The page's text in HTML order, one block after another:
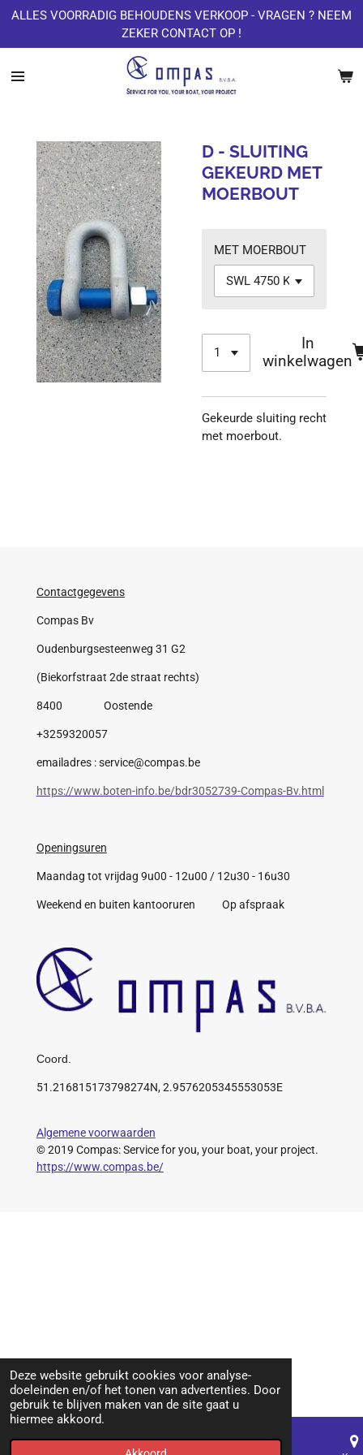
Deze website gebruikt cookies voor analyse-
doeleinden en/of het tonen van advertenties. Door
gebruik te blijven maken van de site gaat u
hiermee akkoord.
Ga
naar
de
ALLES VOORRADIG BEHOUDENS VERKOOP - VRAGEN ? NEEM
ZEKER CONTACT OP !
D - SLUITING
GEKEURD MET
MOERBOUT
MET MOERBOUT
In
winkelwagen
Gekeurde sluiting recht
met moerbout.
Contactgegevens
Compas Bv
Oudenburgsesteenweg 31 G2
(Biekorfstraat 2de straat rechts)
8400 Oostende
+3259320057
emailadres : service@compas.be
https://www.boten-info.be/bdr3052739-Compas-Bv.html
Openingsuren
Maandag tot vrijdag 9u00 - 12u00 / 12u30 - 16u30
Weekend en buiten kantooruren Op afspraak
Coord.
51.216815173798274N, 2.9576205345553053E
Algemene voorwaarden
© 2019 Compas: Service for you, your boat, your project.
https://www.compas.be/